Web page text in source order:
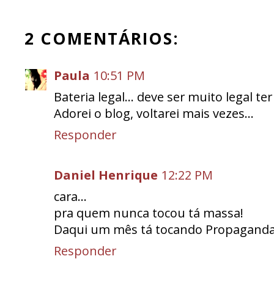
2 COMENTÁRIOS:
Paula 10:51 PM
Bateria legal... deve ser muito legal
Adorei o blog, voltarei mais vezes...
Responder
Daniel Henrique 12:22 PM
cara...
pra quem nunca tocou tá massa!
Daqui um mês tá tocando
Responder